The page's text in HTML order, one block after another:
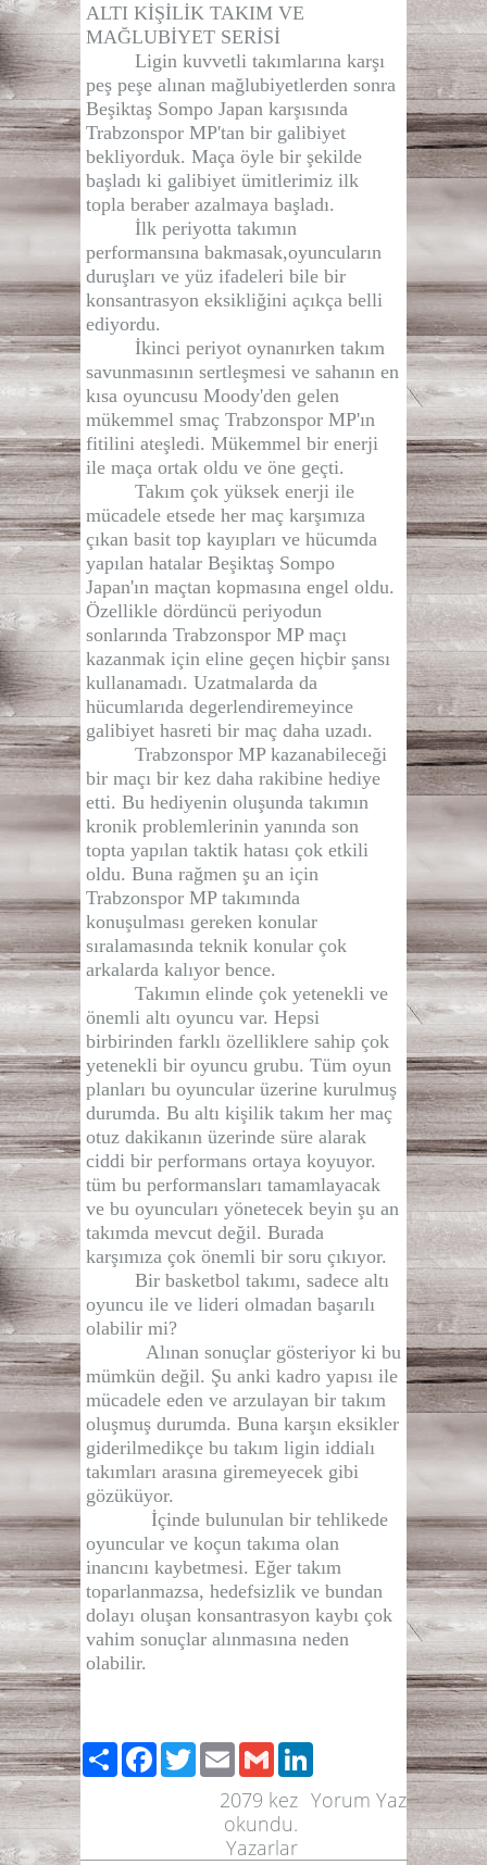
ALTI KİŞİLİK TAKIM VE
MAĞLUBİYET SERİSİ
Ligin kuvvetli takımlarına karşı
peş peşe alınan mağlubiyetlerden sonra
Beşiktaş Sompo Japan karşısında
Trabzonspor MP'tan bir galibiyet
bekliyorduk. Maça öyle bir şekilde
başladı ki galibiyet ümitlerimiz ilk
topla beraber azalmaya başladı.
İlk periyotta takımın
performansına bakmasak,oyuncuların
duruşları ve yüz ifadeleri bile bir
konsantrasyon eksikliğini açıkça belli
ediyordu.
İkinci periyot oynanırken takım
savunmasının sertleşmesi ve sahanın en
kısa oyuncusu Moody'den gelen
mükemmel smaç Trabzonspor MP'ın
fitilini ateşledi. Mükemmel bir enerji
ile maça ortak oldu ve öne geçti.
Takım çok yüksek enerji ile
mücadele etsede her maç karşımıza
çıkan basit top kayıpları ve hücumda
yapılan hatalar Beşiktaş Sompo
Japan'ın maçtan kopmasına engel oldu.
Özellikle dördüncü periyodun
sonlarında Trabzonspor MP maçı
kazanmak için eline geçen hiçbir şansı
kullanamadı. Uzatmalarda da
hücumlarıda degerlendiremeyince
galibiyet hasreti bir maç daha uzadı.
Trabzonspor MP kazanabileceği
bir maçı bir kez daha rakibine hediye
etti. Bu hediyenin oluşunda takımın
kronik problemlerinin yanında son
topta yapılan taktik hatası çok etkili
oldu. Buna rağmen şu an için
Trabzonspor MP takımında
konuşulması gereken konular
sıralamasında teknik konular çok
arkalarda kalıyor bence.
Takımın elinde çok yetenekli ve
önemli altı oyuncu var. Hepsi
birbirinden farklı özelliklere sahip çok
yetenekli bir oyuncu grubu. Tüm oyun
planları bu oyuncular üzerine kurulmuş
durumda. Bu altı kişilik takım her maç
otuz dakikanın üzerinde süre alarak
ciddi bir performans ortaya koyuyor.
tüm bu performansları tamamlayacak
ve bu oyuncuları yönetecek beyin şu an
takımda mevcut değil. Burada
karşımıza çok önemli bir soru çıkıyor.
Bir basketbol takımı, sadece altı
oyuncu ile ve lideri olmadan başarılı
olabilir mi?
Alınan sonuçlar gösteriyor ki bu
mümkün değil. Şu anki kadro yapısı ile
mücadele eden ve arzulayan bir takım
oluşmuş durumda. Buna karşın eksikler
giderilmedikçe bu takım ligin iddialı
takımları arasına giremeyecek gibi
gözüküyor.
İçinde bulunulan bir tehlikede
oyuncular ve koçun takıma olan
inancını kaybetmesi. Eğer takım
toparlanmazsa, hedefsizlik ve bundan
dolayı oluşan konsantrasyon kaybı çok
vahim sonuçlar alınmasına neden
olabilir.
PaylaşFacebook
TwitterEmailGmail
Yorum Yaz
2079 kez
okundu.
Yazarlar